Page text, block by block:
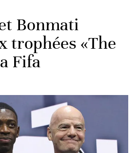
Bonmati
trophées «The
Fifa